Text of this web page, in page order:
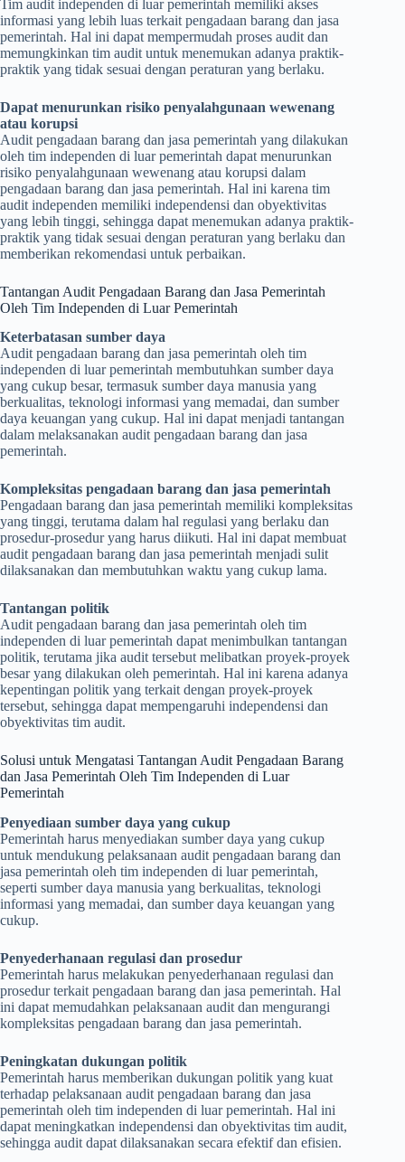
Tim audit independen di luar pemerintah memiliki akses
informasi yang lebih luas terkait pengadaan barang dan jasa
pemerintah. Hal ini dapat mempermudah proses audit dan
memungkinkan tim audit untuk menemukan adanya praktik-
praktik yang tidak sesuai dengan peraturan yang berlaku.
Dapat menurunkan risiko penyalahgunaan wewenang
atau korupsi
Audit pengadaan barang dan jasa pemerintah yang dilakukan
oleh tim independen di luar pemerintah dapat menurunkan
risiko penyalahgunaan wewenang atau korupsi dalam
pengadaan barang dan jasa pemerintah. Hal ini karena tim
audit independen memiliki independensi dan obyektivitas
yang lebih tinggi, sehingga dapat menemukan adanya praktik-
praktik yang tidak sesuai dengan peraturan yang berlaku dan
memberikan rekomendasi untuk perbaikan.
Tantangan Audit Pengadaan Barang dan Jasa Pemerintah
Oleh Tim Independen di Luar Pemerintah
Keterbatasan sumber daya
Audit pengadaan barang dan jasa pemerintah oleh tim
independen di luar pemerintah membutuhkan sumber daya
yang cukup besar, termasuk sumber daya manusia yang
berkualitas, teknologi informasi yang memadai, dan sumber
daya keuangan yang cukup. Hal ini dapat menjadi tantangan
dalam melaksanakan audit pengadaan barang dan jasa
pemerintah.
Kompleksitas pengadaan barang dan jasa pemerintah
Pengadaan barang dan jasa pemerintah memiliki kompleksitas
yang tinggi, terutama dalam hal regulasi yang berlaku dan
prosedur-prosedur yang harus diikuti. Hal ini dapat membuat
audit pengadaan barang dan jasa pemerintah menjadi sulit
dilaksanakan dan membutuhkan waktu yang cukup lama.
Tantangan politik
Audit pengadaan barang dan jasa pemerintah oleh tim
independen di luar pemerintah dapat menimbulkan tantangan
politik, terutama jika audit tersebut melibatkan proyek-proyek
besar yang dilakukan oleh pemerintah. Hal ini karena adanya
kepentingan politik yang terkait dengan proyek-proyek
tersebut, sehingga dapat mempengaruhi independensi dan
obyektivitas tim audit.
Solusi untuk Mengatasi Tantangan Audit Pengadaan Barang
dan Jasa Pemerintah Oleh Tim Independen di Luar
Pemerintah
Penyediaan sumber daya yang cukup
Pemerintah harus menyediakan sumber daya yang cukup
untuk mendukung pelaksanaan audit pengadaan barang dan
jasa pemerintah oleh tim independen di luar pemerintah,
seperti sumber daya manusia yang berkualitas, teknologi
informasi yang memadai, dan sumber daya keuangan yang
cukup.
Penyederhanaan regulasi dan prosedur
Pemerintah harus melakukan penyederhanaan regulasi dan
prosedur terkait pengadaan barang dan jasa pemerintah. Hal
ini dapat memudahkan pelaksanaan audit dan mengurangi
kompleksitas pengadaan barang dan jasa pemerintah.
Peningkatan dukungan politik
Pemerintah harus memberikan dukungan politik yang kuat
terhadap pelaksanaan audit pengadaan barang dan jasa
pemerintah oleh tim independen di luar pemerintah. Hal ini
dapat meningkatkan independensi dan obyektivitas tim audit,
sehingga audit dapat dilaksanakan secara efektif dan efisien.